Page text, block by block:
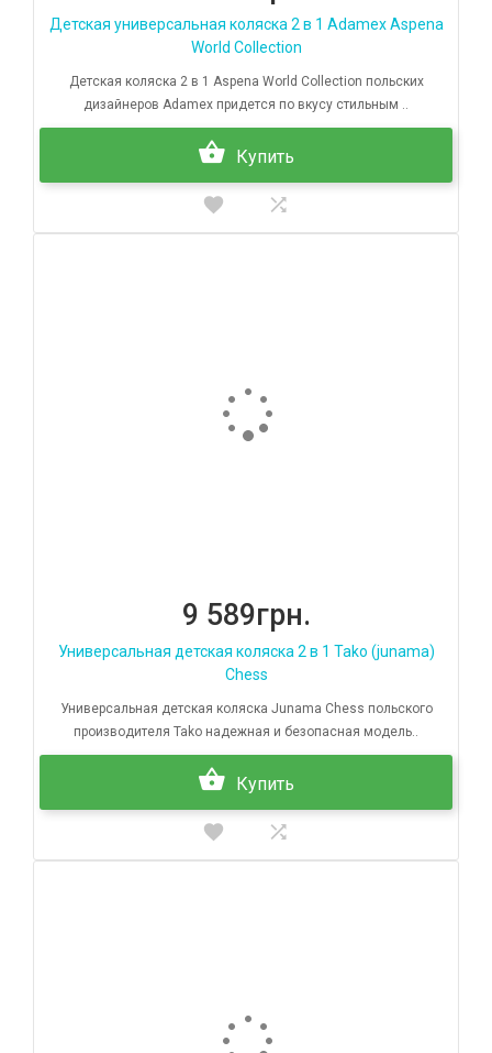
Детская универсальная коляска 2 в 1 Adamex Aspena
World Collection
Детская коляска 2 в 1 Aspena World Collection польских
дизайнеров Adamex придется по вкусу стильным ..
Купить
9 589грн.
Универсальная детская коляска 2 в 1 Tako (junama)
Chess
Универсальная детская коляска Junama Chess польского
производителя Tako надежная и безопасная модель..
Купить